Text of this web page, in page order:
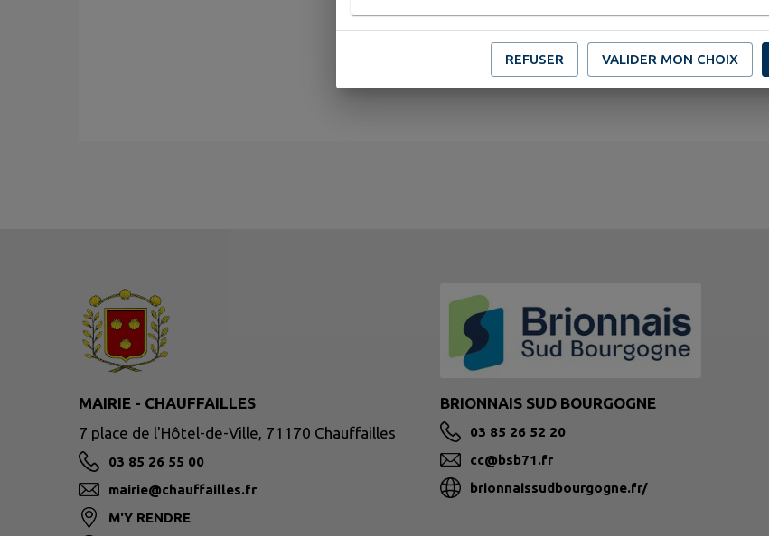
MAIRIE - CHAUFFAILLES
7 place de l'Hôtel-de-Ville, 71170 Chauffailles
03 85 26 55 00
mairie@chauffailles.fr
M'Y RENDRE
BRIONNAIS SUD BOURGOGNE
03 85 26 52 20
cc@bsb71.fr
brionnaissudbourgogne.fr/
REFUSER VALIDER MON CHOIX